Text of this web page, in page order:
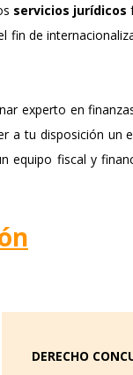
DERECHO
ELABORACIÓN
servicios jurídicos
fin de
experto en
a tu disposición un
equipo fiscal y
DERECHO